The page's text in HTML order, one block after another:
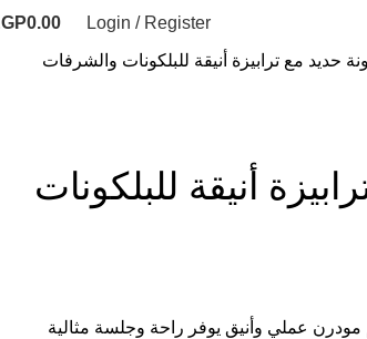
Login / Register
0.00
حديد مع ترابيزة أنيقة للبلكونات والشرفات
أنيقة للبلكونات
تصميم مودرن عملي وأنيق يوفر راحة وجلسة مثالية